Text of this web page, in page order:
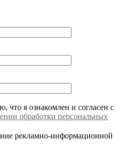
что я ознакомлен и согласен с
обработки персональных
рекламно-информационной